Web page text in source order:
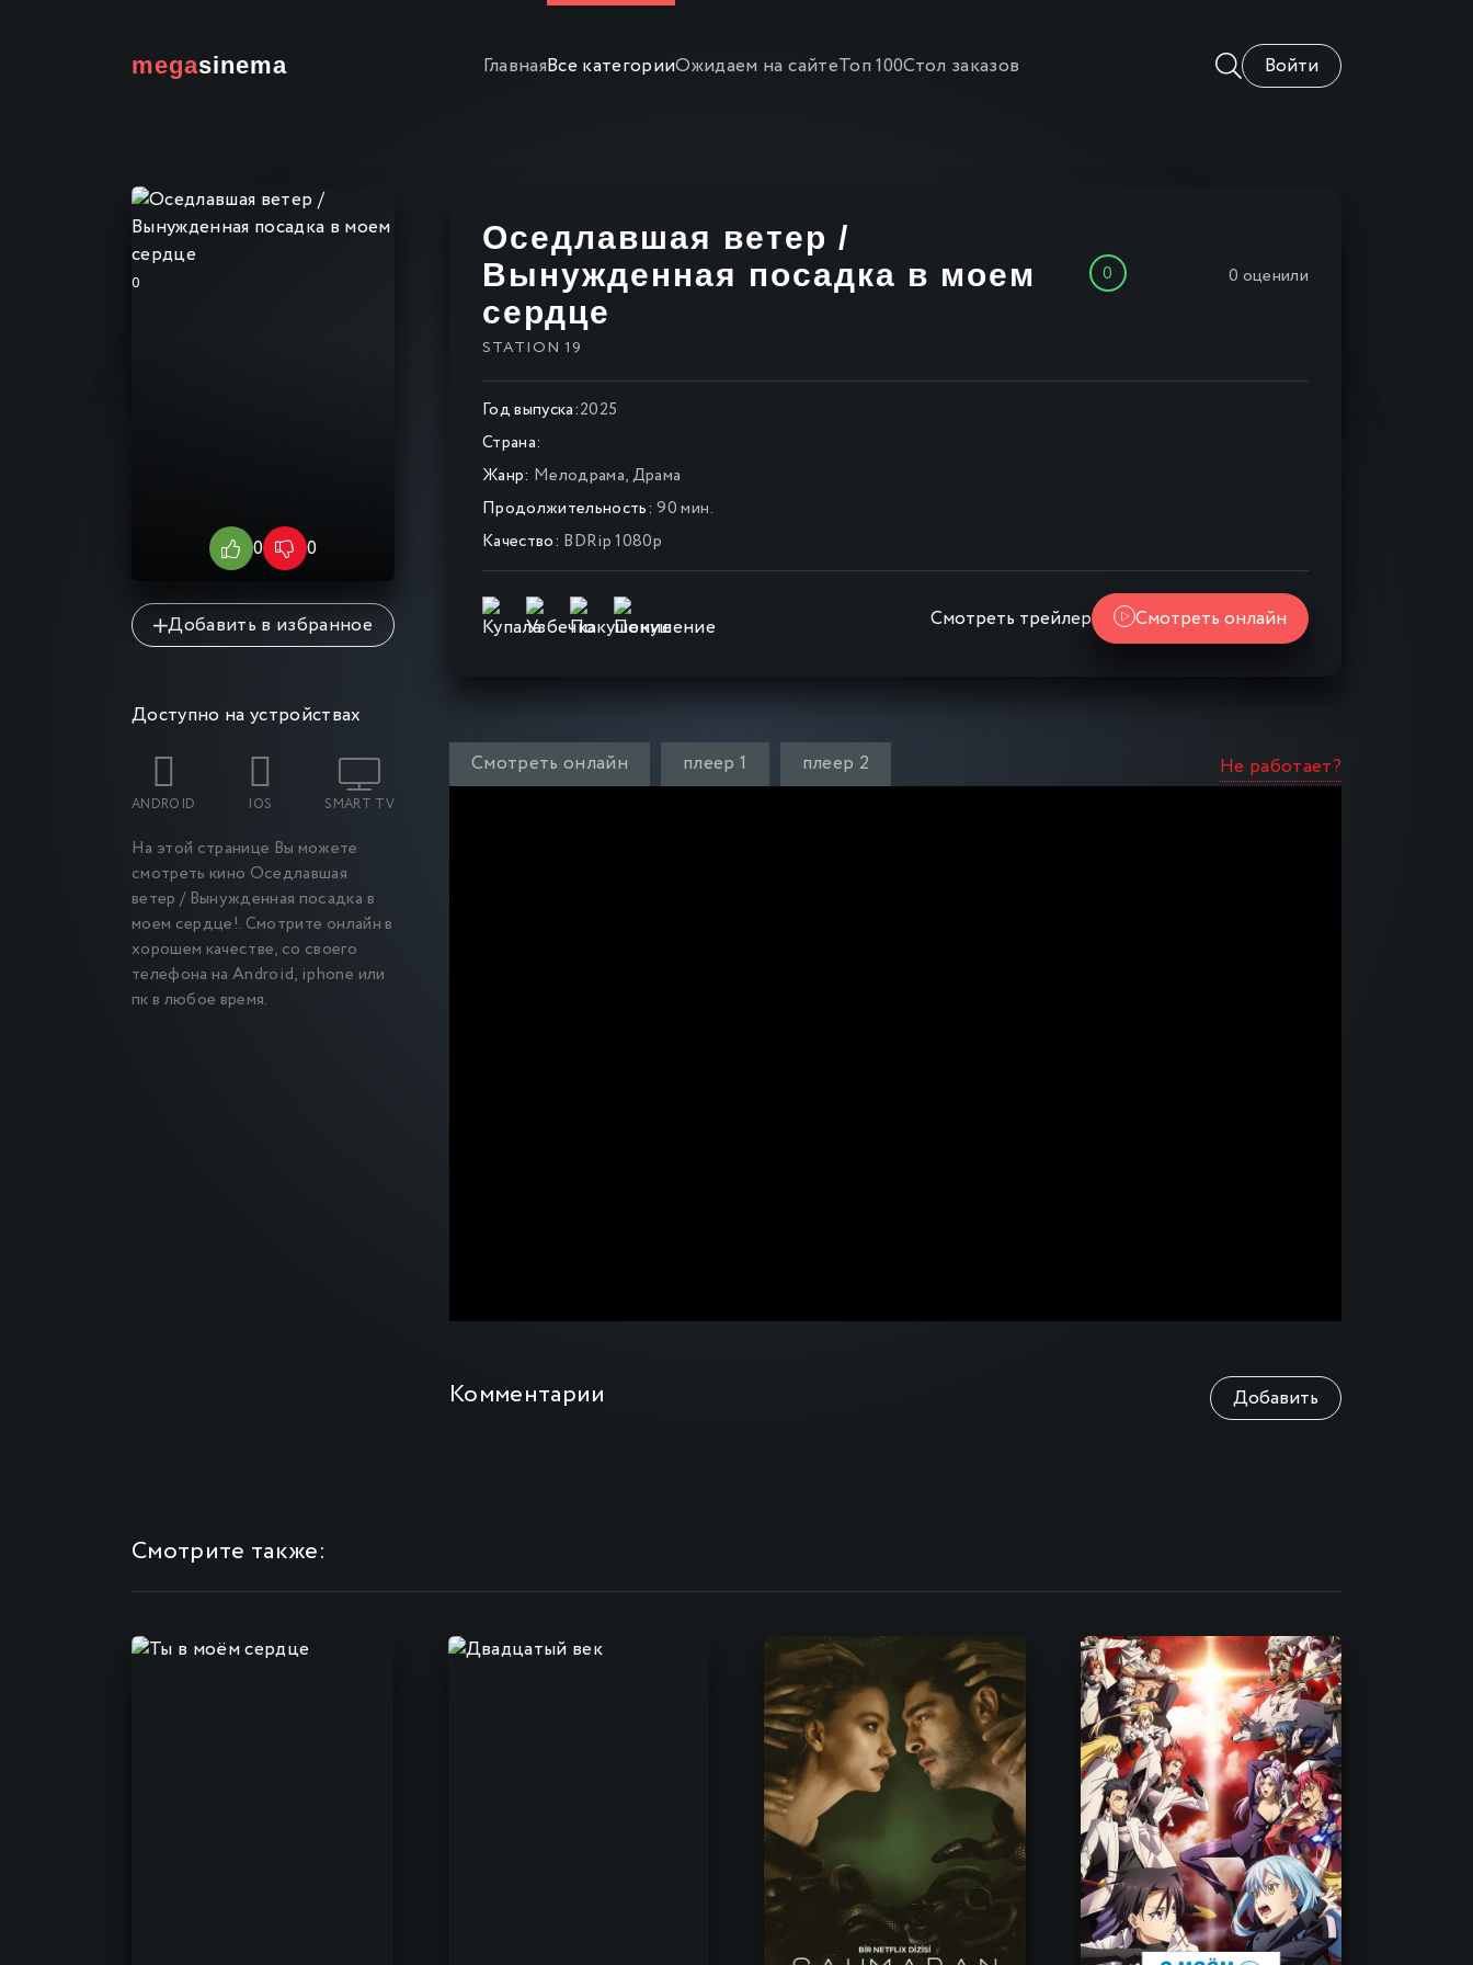
megasinema ГлавнаяВсе категорииОжидаем на сайтеТоп 100Стол заказов Войти
Оседлавшая ветер /
Вынужденная посадка в моем
сердце
0 0 оценили
STATION 19
Год выпуска:2025
Страна:
Жанр: Мелодрама,Драма
Продолжительность: 90 мин.
Качество: BDRip 1080p
Смотреть трейлер Смотреть онлайн
0
0 0
Добавить в избранное
Доступно на устройствах
ANDROID IOS SMART TV
На этой странице Вы можете
смотреть кино Оседлавшая
ветер / Вынужденная посадка в
моем сердце!. Смотрите онлайн в
хорошем качестве, со своего
телефона на Android, iphone или
пк в любое время.
Смотреть онлайн плеер 1 плеер 2 Не работает?
Комментарии Добавить
Смотрите также: